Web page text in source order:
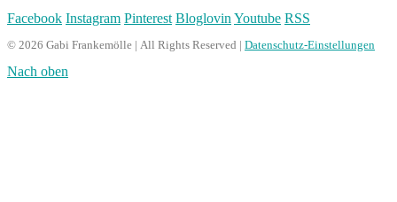
Facebook Instagram Pinterest Bloglovin Youtube RSS
© 2026 Gabi Frankemölle | All Rights Reserved | Datenschutz-Einstellungen
Nach oben